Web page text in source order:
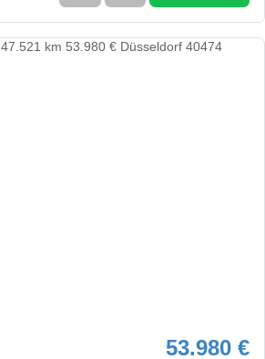
53.980 €